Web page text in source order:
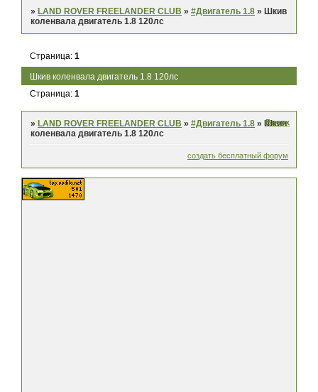
» LAND ROVER FREELANDER CLUB »#Двигатель 1.8 » Шкив
коленвала двигатель 1.8 120лс
Шкив коленвала двигатель 1.8 120лс
Страница:1
Страница:1
»LAND ROVER FREELANDER CLUB »#Двигатель 1.8 »Шкив
коленвала двигатель 1.8 120лс
Вверх
создать бесплатный форум